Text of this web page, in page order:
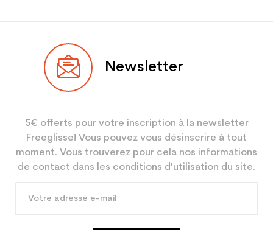
Newsletter
5€ offerts pour votre inscription à la newsletter
Freeglisse! Vous pouvez vous désinscrire à tout
moment. Vous trouverez pour cela nos informations
de contact dans les conditions d'utilisation du site.